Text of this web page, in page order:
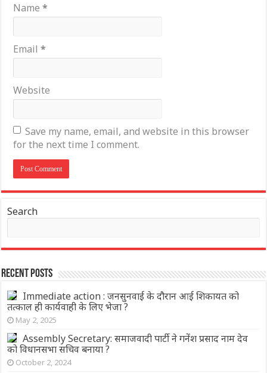
Name*
Email*
Website
Save my name, email, and website in this browser
for the next time I comment.
Search
Recent Posts
Immediate action : जनसुनवाई के दौरान आई शिकायत को
तत्काल ही कार्यवाही के लिए भेजा ?
May 2, 2025
Assembly Secretary: समाजवादी पार्टी ने गनेंश‌ प्रसाद नाम देव
को विधानसभा सचिव बनाया ?
October 2, 2024